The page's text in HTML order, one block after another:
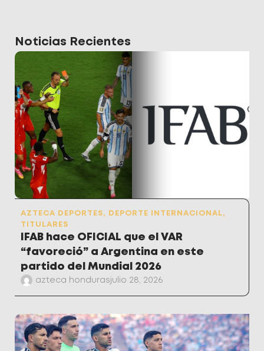
Noticias Recientes
AZTECA DEPORTES, DEPORTE INTERNACIONAL,
TITULARES
IFAB hace OFICIAL que el VAR
“favoreció” a Argentina en este
partido del Mundial 2026
azteca hondurasjulio 28, 2026